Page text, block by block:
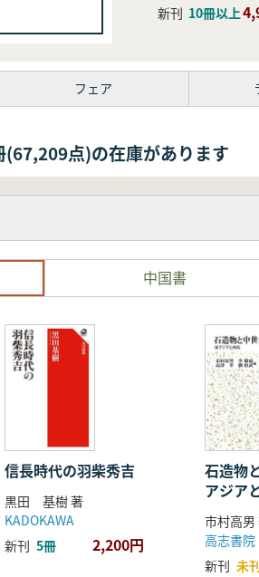
新刊 10冊以上
フェア
(67,209点)の在庫があります
中国書
信長時代の羽柴秀吉
黒田 基樹 著
KADOKAWA
新刊 5冊 2,200円
石造物
アジア
高志書院
新刊 未